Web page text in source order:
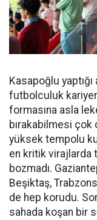
Kasapoğlu
futbolculuk
formasına asla
bırakabilmesi çok
yüksek tempolu
en kritik virajlarda
bozmadı.
Beşiktaş,
de hep korudu.
sahada koşan bir